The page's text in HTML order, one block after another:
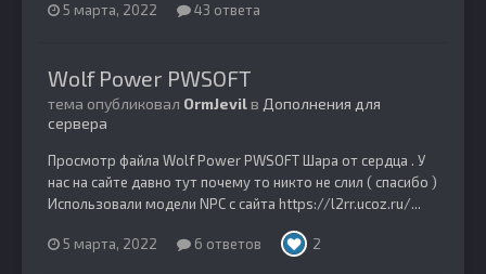
5 марта, 2022 43 ответа
Wolf Power PWSOFT
тема опубликовал OrmJevilв Дополнения для
сервера
Просмотр файла Wolf Power PWSOFT Шара от сердца . У
нас на сайте давно тут почему то никто не слил ( спасибо )
Использовали модели NPC c сайта https://l2rr.ucoz.ru/...
5 марта, 2022 6 ответов 2